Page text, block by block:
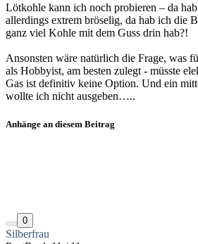
Lötkohle kann ich noch probieren – da
allerdings extrem bröselig, da hab ich die
ganz viel Kohle mit dem Guss drin hab?!
Ansonsten wäre natürlich die Frage, was
als Hobbyist, am besten zulegt - müsste
Gas ist definitiv keine Option. Und ein
wollte ich nicht ausgeben…..
Anhänge an diesem Beitrag
0
Silberfrau